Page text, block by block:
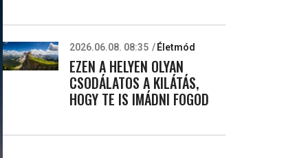
2026.06.08. 08:35 Életmód
EZEN A HELYEN OLYAN
CSODÁLATOS A KILÁTÁS,
HOGY TE IS IMÁDNI FOGOD